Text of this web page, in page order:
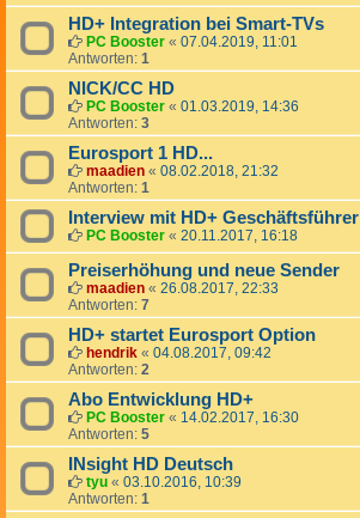
HD+ Integration bei Smart-TVs
PC Booster « 07.04.2019, 11:01
Antworten: 1
NICK/CC HD
PC Booster « 01.03.2019, 14:36
Antworten: 3
Eurosport 1 HD...
maadien « 08.02.2018, 21:32
Antworten: 1
Interview mit HD+ Geschäftsführer
PC Booster « 20.11.2017, 16:18
Preiserhöhung und neue Sender
maadien « 26.08.2017, 22:33
Antworten: 7
HD+ startet Eurosport Option
hendrik « 04.08.2017, 09:42
Antworten: 2
Abo Entwicklung HD+
PC Booster « 14.02.2017, 16:30
Antworten: 5
INsight HD Deutsch
tyu « 03.10.2016, 10:39
Antworten: 1